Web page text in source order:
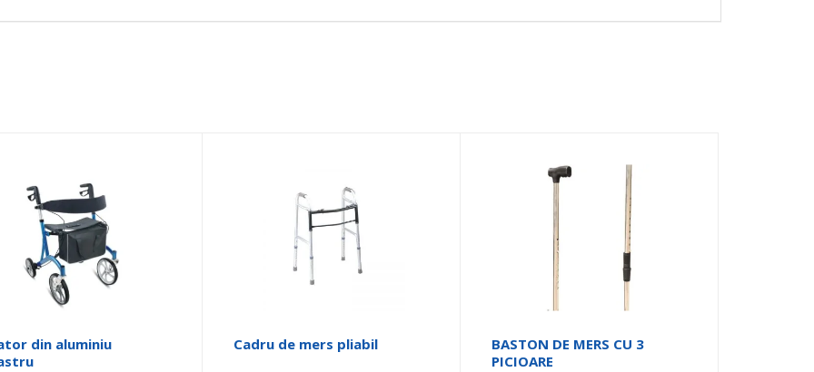
din aluminiu
Cadru de mers pliabil
BASTON DE MERS CU 3
PICIOARE